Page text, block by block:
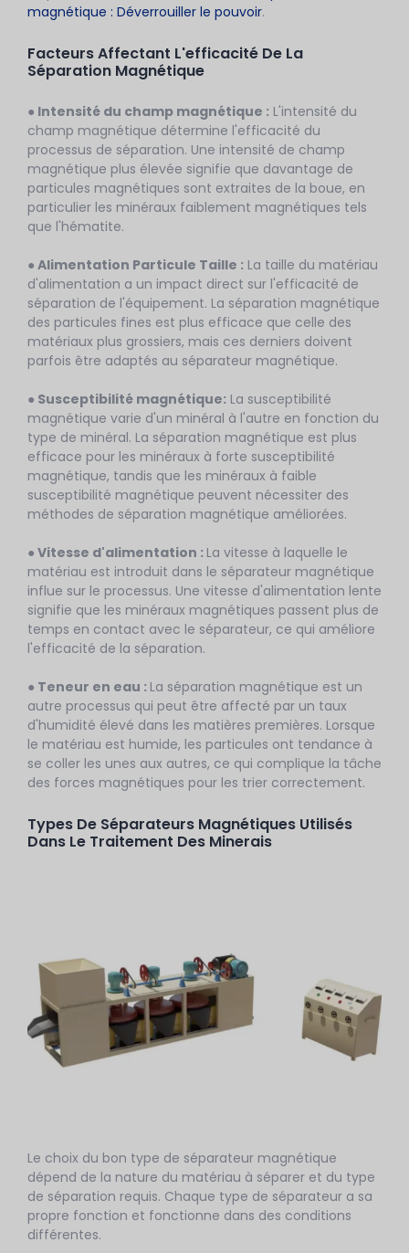
magnétique : Déverrouiller le pouvoir.
Facteurs Affectant L'efficacité De La
Séparation Magnétique
● Intensité du champ magnétique : L'intensité du
champ magnétique détermine l'efficacité du
processus de séparation. Une intensité de champ
magnétique plus élevée signifie que davantage de
particules magnétiques sont extraites de la boue, en
particulier les minéraux faiblement magnétiques tels
que l'hématite.
● Alimentation Particule Taille : La taille du matériau
d'alimentation a un impact direct sur l'efficacité de
séparation de l'équipement. La séparation magnétique
des particules fines est plus efficace que celle des
matériaux plus grossiers, mais ces derniers doivent
parfois être adaptés au séparateur magnétique.
● Susceptibilité magnétique: La susceptibilité
magnétique varie d'un minéral à l'autre en fonction du
type de minéral. La séparation magnétique est plus
efficace pour les minéraux à forte susceptibilité
magnétique, tandis que les minéraux à faible
susceptibilité magnétique peuvent nécessiter des
méthodes de séparation magnétique améliorées.
● Vitesse d'alimentation : La vitesse à laquelle le
matériau est introduit dans le séparateur magnétique
influe sur le processus. Une vitesse d'alimentation lente
signifie que les minéraux magnétiques passent plus de
temps en contact avec le séparateur, ce qui améliore
l'efficacité de la séparation.
● Teneur en eau : La séparation magnétique est un
autre processus qui peut être affecté par un taux
d'humidité élevé dans les matières premières. Lorsque
le matériau est humide, les particules ont tendance à
se coller les unes aux autres, ce qui complique la tâche
des forces magnétiques pour les trier correctement.
Types De Séparateurs Magnétiques Utilisés
Dans Le Traitement Des Minerais
Le choix du bon type de séparateur magnétique
dépend de la nature du matériau à séparer et du type
de séparation requis. Chaque type de séparateur a sa
propre fonction et fonctionne dans des conditions
différentes.